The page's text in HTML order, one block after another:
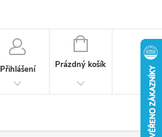
Přihlášení
NÁKUPNÍ
KOŠÍK
Prázdný košík